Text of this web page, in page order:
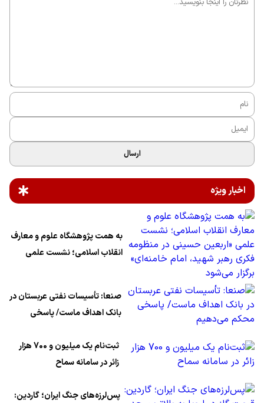
ارسال
اخبار ویژه
به همت پژوهشگاه علوم و معارف
انقلاب اسلامی؛ نشست علمی
می‌شود
صنعا: تأسیسات نفتی عربستان در
بانک اهداف ماست/ پاسخی
ثبت‌نام یک میلیون و 700 هزار
زائر در سامانه سماح ‌
پس‌لرزه‌های جنگ ایران؛ گاردین: